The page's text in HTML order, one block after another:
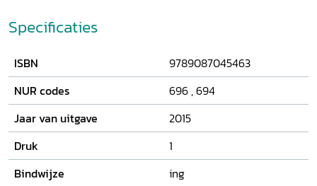
verbeterden ze de arbeiderswoningen in de stedelijke
achterbuurten, stimuleerden geestelijke en lichamelijke
in de hoop de gevreesde kloof tussen de klassen te
dichten. Dankzij hen werden preventie, sociale zorg en een
harmonische stedelijke gemeenschap onderwerp van
publieke actie en politiek debat. Deze studie schetst op
beeldende wijze de tomeloze ambities, inspiraties, dromen
en initiatieven van de volksverheffers die zich tussen 1870
en 1914 in Nederland inzetten voor een ideale samenleving.
Specificaties
ISBN
9789087045463
NUR codes
696 ,694
Jaar van uitgave
2015
Druk
1
Bindwijze
ing